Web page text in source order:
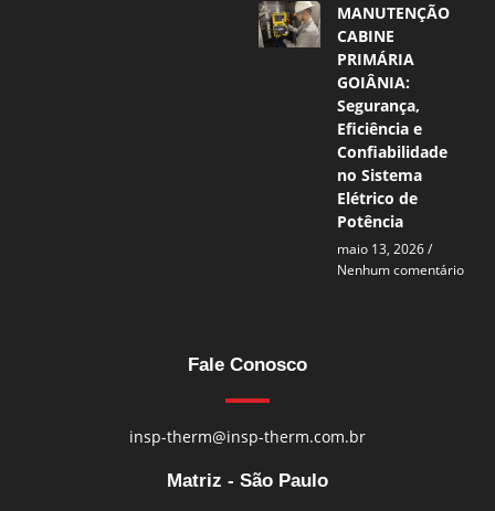
MANUTENÇÃO
CABINE
PRIMÁRIA
GOIÂNIA:
Segurança,
Eficiência e
Confiabilidade
no Sistema
Elétrico de
Potência
maio 13, 2026
Nenhum comentário
Fale Conosco
insp-therm@insp-therm.com.br
Matriz - São Paulo